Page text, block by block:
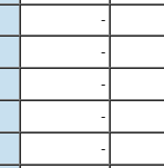
-
-
-
-
-